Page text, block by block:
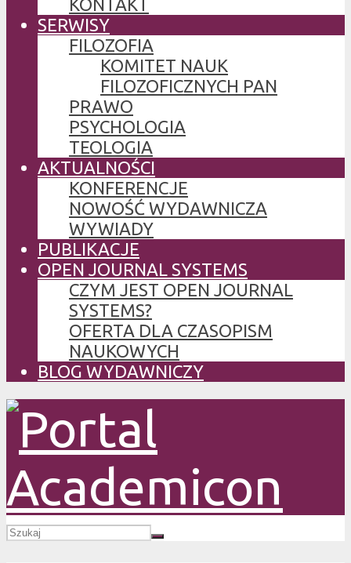
KONTAKT
SERWISY
FILOZOFIA
KOMITET NAUK
FILOZOFICZNYCH PAN
PRAWO
PSYCHOLOGIA
TEOLOGIA
AKTUALNOŚCI
KONFERENCJE
NOWOŚĆ WYDAWNICZA
WYWIADY
PUBLIKACJE
OPEN JOURNAL SYSTEMS
CZYM JEST OPEN JOURNAL
SYSTEMS?
OFERTA DLA CZASOPISM
NAUKOWYCH
BLOG WYDAWNICZY